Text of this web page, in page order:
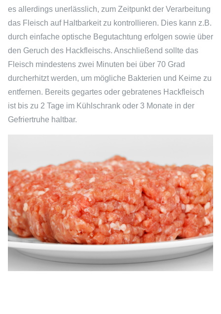
es allerdings unerlässlich, zum Zeitpunkt der Verarbeitung
das Fleisch auf Haltbarkeit zu kontrollieren. Dies kann z.B.
durch einfache optische Begutachtung erfolgen sowie über
den Geruch des Hackfleischs. Anschließend sollte das
Fleisch mindestens zwei Minuten bei über 70 Grad
durcherhitzt werden, um mögliche Bakterien und Keime zu
entfernen. Bereits gegartes oder gebratenes Hackfleisch
ist bis zu 2 Tage im Kühlschrank oder 3 Monate in der
Gefriertruhe haltbar.